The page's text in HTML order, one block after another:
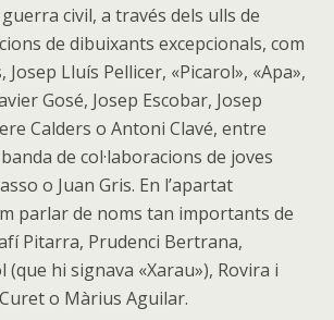
civil, a través dels ulls de
de dibuixants excepcionals, com
Josep Lluís Pellicer, «Picarol», «Apa»,
Gosé, Josep Escobar, Josep
Calders o Antoni Clavé, entre
de col·laboracions de joves
o Juan Gris. En l’apartat
parlar de noms tan importants de
Pitarra, Prudenci Bertrana,
(que hi signava «Xarau»), Rovira i
o Màrius Aguilar.